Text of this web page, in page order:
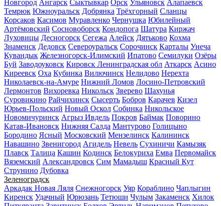
Новгород Ангарск Сыктывкар Орск Ульяновск Алапаевск
Темрюк Южноуральск Добрянка Трёхгорный Сланцы
Корсаков Касимов Муравленко Чернушка Юбилейный
Артёмовский Сосновоборск Кондопога Шатура Киржач
Луховицы Десногорск Сегежа Алейск Дятьково Кохма
Знаменск Дедовск Североуральск Сорочинск Карталы Унеча
Кувандык Железногорск-Илимский Ипатово Семилуки Озёры
Буй Заводоуковск Кировск Ленинградская обл Аткарск Асино
Киреевск Оха Кубинка Вилючинск Нелидово Нерехта
Николаевск-на-Амуре Нижний Ломов Лосино-Петровский
Лермонтов Вихоревка Никольск Зверево Шахунья
Суровикино Райчихинск Сысерть Бобров Карачев Кизел
Юрьев-Польский Новый Оскол Собинка Никольское
Новомичуринск Агрыз Ивдель Покров Баймак Поворино
Катав-Ивановск Нижняя Салда Мантурово Голицыно
Бородино Ясный Московский Мензелинск Калининск
Навашино Звенигород Агидель Невель Сухиничи Камызяк
Плавск Талица Кашин Кодинск Белокуриха Емва Первомайск
Вяземский Александровск Сим Мамадыш Красный Кут
Струнино Дубовка
Зеленоградск
Аркадак Новая Ляля Снежногорск Уяр Кораблино Чаплыгин
Киренск Удачный Юрюзань Тетюши Чулым Закаменск Хилок